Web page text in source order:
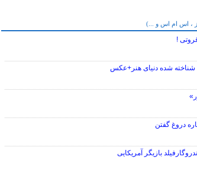
، اس ام اس و ...)
!
شناخته شده دنیای هنر+عکس
دروغ گفتن
بازیگر آمریکایی